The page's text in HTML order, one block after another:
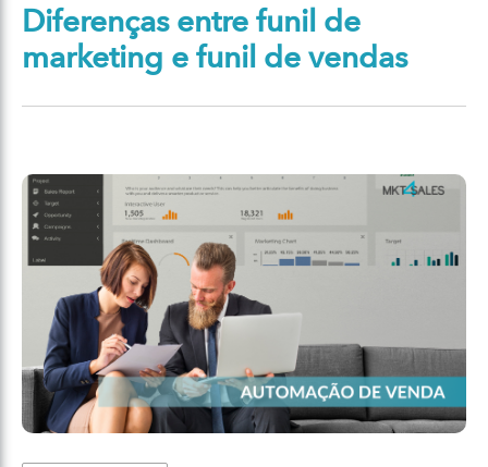
Diferenças entre funil de
marketing e funil de vendas